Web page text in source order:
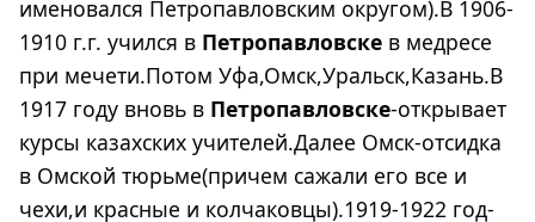
именовался Петропавловским округом).В 1906-
1910 г.г. учился в Петропавловске в медресе
при мечети.Потом Уфа,Омск,Уральск,Казань.В
1917 году вновь в Петропавловске-открывает
курсы казахских учителей.Далее Омск-отсидка
в Омской тюрьме(причем сажали его все и
чехи,и красные и колчаковцы).1919-1922 год-